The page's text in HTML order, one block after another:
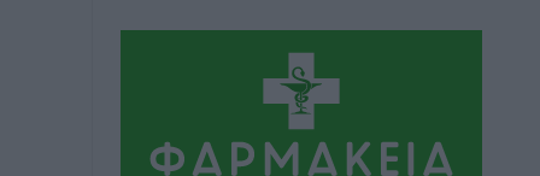
Η Μανίσα πήρε Buie και Davis
πριν 3 ώρες
εμπειρία, επιστημονική γνώση και